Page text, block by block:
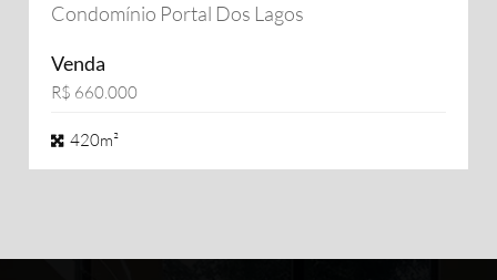
Condomínio Portal Dos Lagos
Venda
R$ 660.000
420m²